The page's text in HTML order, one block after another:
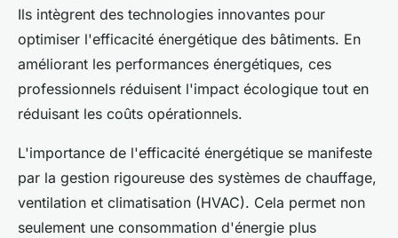
Ils intègrent des technologies innovantes pour
optimiser l'efficacité énergétique des bâtiments. En
améliorant les performances énergétiques, ces
professionnels réduisent l'impact écologique tout en
réduisant les coûts opérationnels.
L'importance de l'efficacité énergétique se manifeste
par la gestion rigoureuse des systèmes de chauffage,
ventilation et climatisation (HVAC). Cela permet non
seulement une consommation d'énergie plus